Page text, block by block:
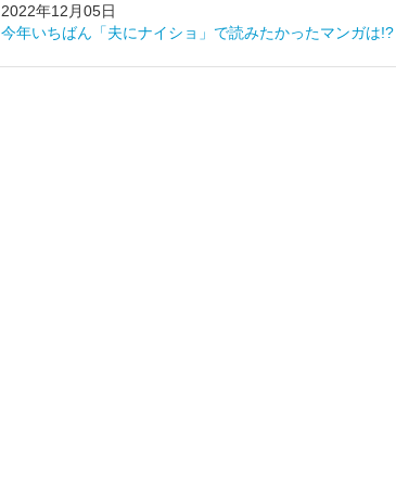
2022年12月05日
今年いちばん「夫にナイショ」で読みたかったマンガは